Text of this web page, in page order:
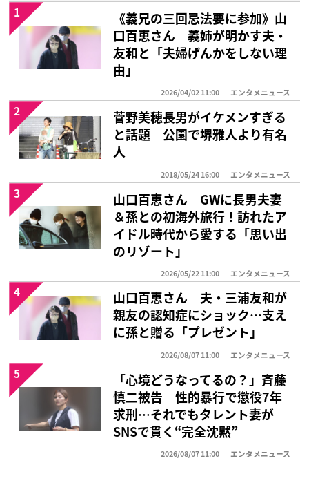
《義兄の三回忌法要に参加》山
口百恵さん 義姉が明かす夫・
友和と「夫婦げんかをしない理
由」
2026/04/02 11:00 エンタメニュース
1
菅野美穂長男がイケメンすぎる
と話題 公園で堺雅人より有名
人
2018/05/24 16:00 エンタメニュース
2
山口百恵さん GWに長男夫妻
＆孫との初海外旅行！訪れたア
イドル時代から愛する「思い出
のリゾート」
2026/05/22 11:00 エンタメニュース
3
山口百恵さん 夫・三浦友和が
親友の認知症にショック…支え
に孫と贈る「プレゼント」
2026/08/07 11:00 エンタメニュース
4
「心境どうなってるの？」斉藤
慎二被告 性的暴行で懲役7年
求刑…それでもタレント妻が
SNSで貫く“完全沈黙”
2026/08/07 11:00 エンタメニュース
5